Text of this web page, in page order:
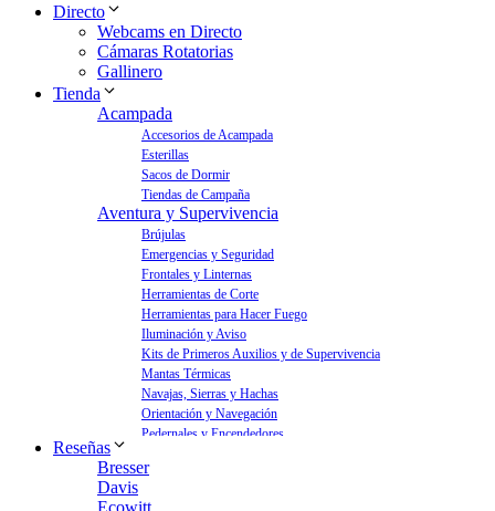
Directo
Webcams en Directo
Cámaras Rotatorias
Gallinero
Tienda
Acampada
Accesorios de Acampada
Esterillas
Sacos de Dormir
Tiendas de Campaña
Aventura y Supervivencia
Brújulas
Emergencias y Seguridad
Frontales y Linternas
Herramientas de Corte
Herramientas para Hacer Fuego
Iluminación y Aviso
Kits de Primeros Auxilios y de Supervivencia
Mantas Térmicas
Navajas, Sierras y Hachas
Orientación y Navegación
Pedernales y Encendedores
Aves y Jardín
Bebederos para Aves
Reseñas
Bresser
Davis
Ecowitt